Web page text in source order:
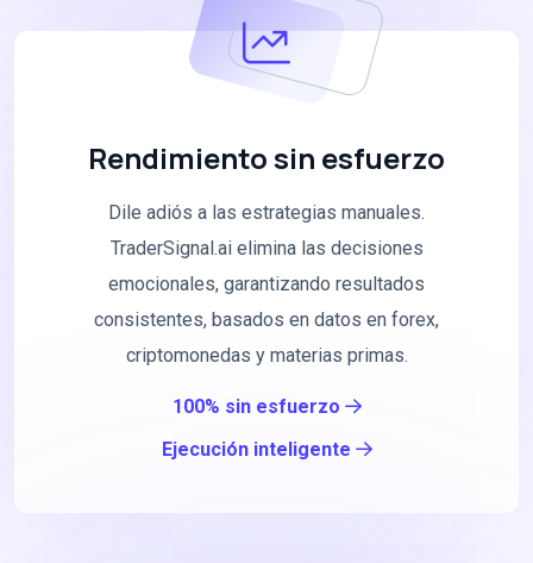
Rendimiento sin esfuerzo
Dile adiós a las estrategias manuales.
TraderSignal.ai elimina las decisiones
emocionales, garantizando resultados
consistentes, basados en datos en forex,
criptomonedas y materias primas.
100% sin esfuerzo
Ejecución inteligente